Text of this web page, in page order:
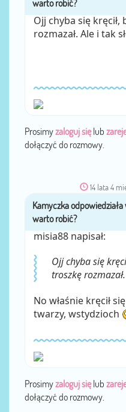
Ojj chyba się
rozmazał. Ale i tak
Prosimyzaloguj sięlub
dołączyć do rozmowy.
14 lata 4
przez
misia88 napisał:
Ojj chyba się
troszkę
No właśnie kręcił
twarzy, wstydzioch
Prosimyzaloguj sięlub
dołączyć do rozmowy.